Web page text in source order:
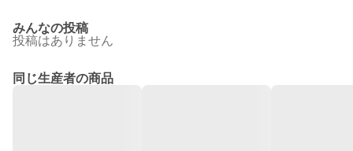
みんなの投稿
投稿はありません
同じ生産者の商品